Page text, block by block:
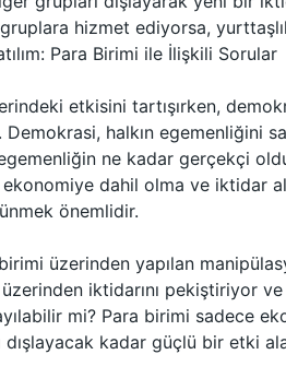
hizmet ediyorsa,
Para Birimi ile İlişkili Sorular
etkisini tartışırken,
halkın egemenliğini
ne kadar gerçekçi
dahil olma ve iktidar
önemlidir.
üzerinden yapılan
iktidarını pekiştiriyor ve
mi? Para birimi sadece
kadar güçlü bir etki